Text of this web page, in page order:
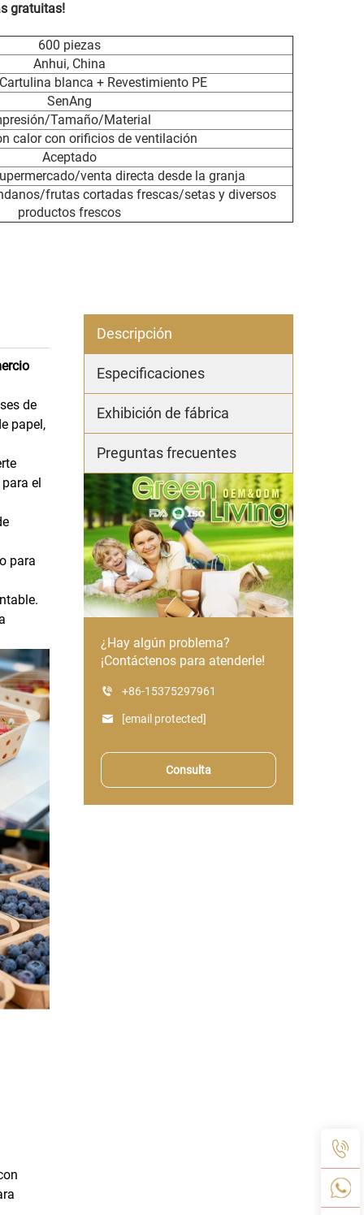
gratuitas!
600 piezas
Anhui, China
blanca + Revestimiento PE
SenAng
Tamaño/Material
calor con orificios de ventilación
Aceptado
venta directa desde la granja
frutas cortadas frescas/setas y diversos
productos frescos
Descripción
Especificaciones
Exhibición de fábrica
Preguntas frecuentes
¿Hay algún problema?
¡Contáctenos para atenderle!
+86-15375297961
[email protected]
Consulta
de
papel,
el
para